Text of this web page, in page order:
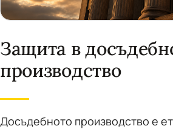
Защита в
производство
Досъдебното производство е